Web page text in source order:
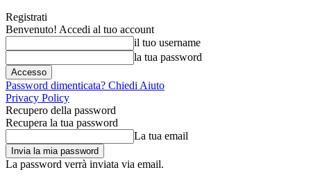
Registrati
Benvenuto! Accedi al tuo account
il tuo username
la tua password
Password dimenticata? Chiedi Aiuto
Privacy Policy
Recupero della password
Recupera la tua password
La tua email
La password verrà inviata via email.